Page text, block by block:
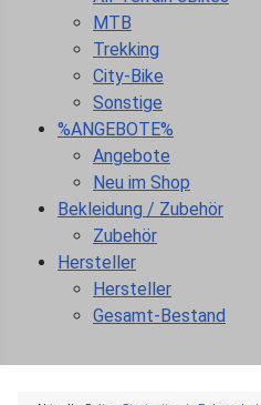
MTB
Trekking
City-Bike
Sonstige
%ANGEBOTE%
Angebote
Neu im Shop
Bekleidung / Zubehör
Zubehör
Hersteller
Hersteller
Gesamt-Bestand